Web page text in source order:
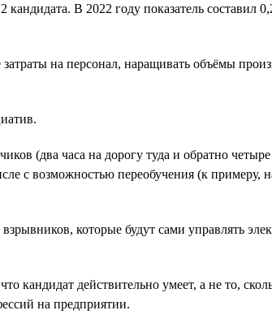
В 2022 году показатель составил
на персонал, наращивать объёмы
(два часа на дорогу туда и обратно четыре
с возможностью переобучения (к примеру,
которые будут сами управлять
кандидат действительно умеет, а не то,
на предприятии.